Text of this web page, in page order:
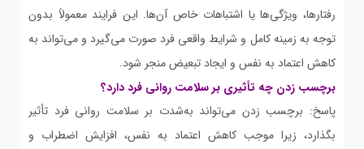
رفتارها، ویژگی‌ها یا اشتباهات خاص آن‌ها. این فرایند معمولاً بدون
توجه به زمینه کامل و شرایط واقعی فرد صورت می‌گیرد و می‌تواند به
کاهش اعتماد به نفس و ایجاد تبعیض منجر شود.
برچسب زدن چه تأثیری بر سلامت روانی فرد دارد؟
پاسخ: برچسب زدن می‌تواند به‌شدت بر سلامت روانی فرد تأثیر
بگذارد، زیرا موجب کاهش اعتماد به نفس، افزایش اضطراب و